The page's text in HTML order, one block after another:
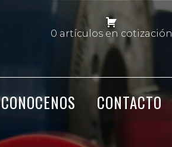
0 artículos en cotización
CONOCENOS CONTACTO